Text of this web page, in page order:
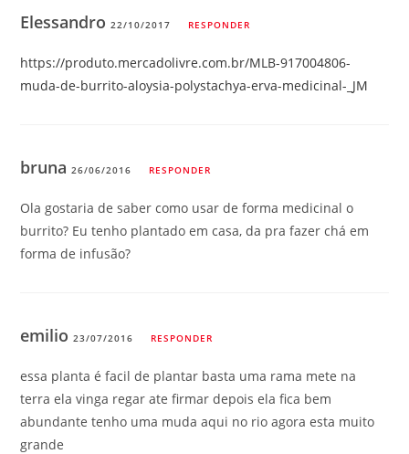
Elessandro22/10/2017 RESPONDER
https://produto.mercadolivre.com.br/MLB-917004806-
muda-de-burrito-aloysia-polystachya-erva-medicinal-_JM
bruna26/06/2016 RESPONDER
Ola gostaria de saber como usar de forma medicinal o
burrito? Eu tenho plantado em casa, da pra fazer chá em
forma de infusão?
emilio23/07/2016 RESPONDER
essa planta é facil de plantar basta uma rama mete na
terra ela vinga regar ate firmar depois ela fica bem
abundante tenho uma muda aqui no rio agora esta muito
grande